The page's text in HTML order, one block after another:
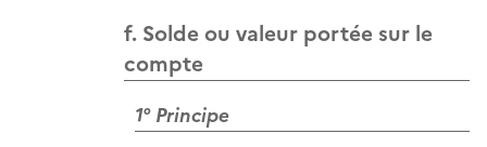
f. Solde ou valeur portée sur le
compte
1° Principe